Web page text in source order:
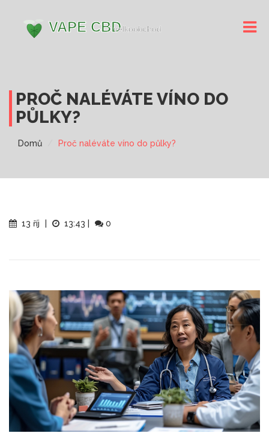
PROČ NALÉVÁTE VÍNO DO
PŮLKY?
Domů Proč naléváte víno do půlky?
13 říj 13:43 0